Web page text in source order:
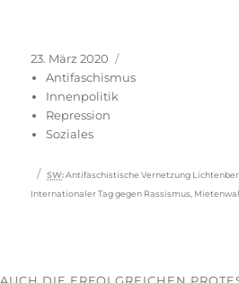
Veröffentlicht
am
23. März 2020
Antifaschismus
Innenpolitik
Repression
Soziales
Schlagwörter
SW: Antifaschistische Vernetzung
Internationaler Tag gegen Rassismus
AUCH DIE ERFOLGREICHEN